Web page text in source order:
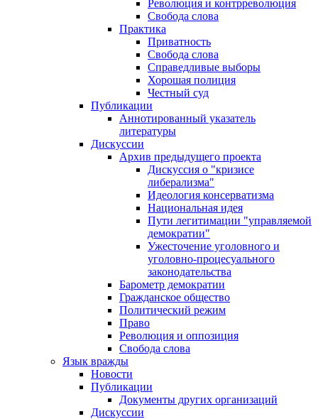
Революция и контрреволюция
Свобода слова
Практика
Приватность
Свобода слова
Справедливые выборы
Хорошая полиция
Честный суд
Публикации
Аннотированный указатель
литературы
Дискуссии
Архив предыдущего проекта
Дискуссия о "кризисе
либерализма"
Идеология консерватизма
Национальная идея
Пути легитимации "управляемой
демократии"
Ужесточение уголовного и
уголовно-процесуального
законодательства
Барометр демократии
Гражданское общество
Политический режим
Право
Революция и оппозиция
Свобода слова
Язык вражды
Новости
Публикации
Документы других организаций
Дискуссии